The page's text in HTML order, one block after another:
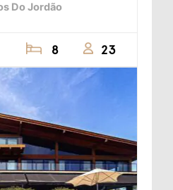
Do Jordão
8 23